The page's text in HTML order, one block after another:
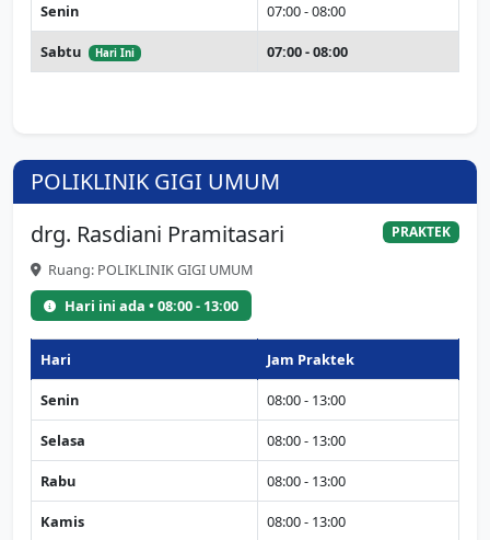
Senin 07:00 - 08:00
Sabtu Hari Ini 07:00 - 08:00
POLIKLINIK GIGI UMUM
drg. Rasdiani Pramitasari
PRAKTEK
Ruang: POLIKLINIK GIGI UMUM
Hari ini ada • 08:00 - 13:00
Hari Jam Praktek
Senin 08:00 - 13:00
Selasa 08:00 - 13:00
Rabu 08:00 - 13:00
Kamis 08:00 - 13:00